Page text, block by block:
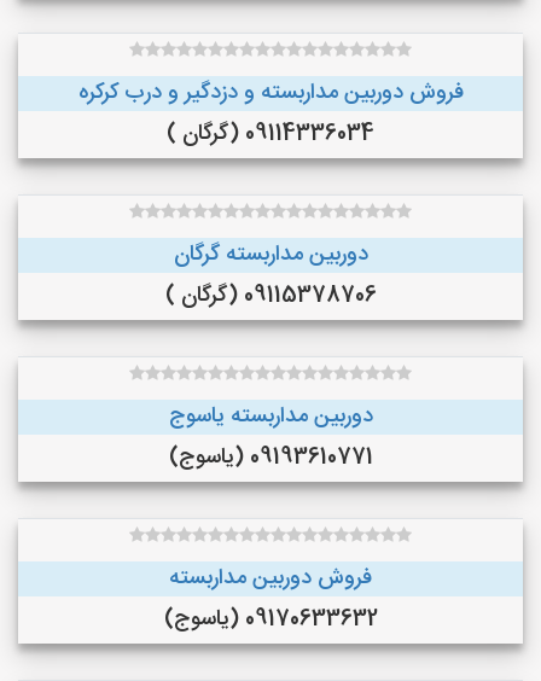
فروش دوربین مداربسته و دزدگیر و درب کرکره
09114336034 (گرگان )
دوربین مداربسته گرگان
09115378706 (گرگان )
دوربین مداربسته یاسوج
09193610771 (یاسوج)
فروش دوربین مداربسته
09170633632 (یاسوج)